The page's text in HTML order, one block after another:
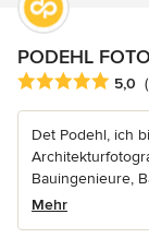
PODEHL
5,0
Det Podehl, ich
Bauingenieure,
Mehr